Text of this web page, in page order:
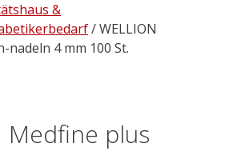
&
/ WELLION
nadeln 4 mm 100 St.
Medfine plus